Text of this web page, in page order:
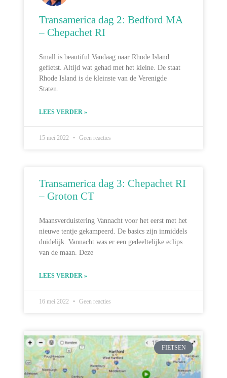
Transamerica dag 2: Bedford MA
– Chepachet RI
Small is beautiful Vandaag naar Rhode Island
gefietst. Altijd wat gehad met het kleine. De staat
Rhode Island is de kleinste van de Verenigde
Staten.
LEES VERDER »
15 mei 2022 Geen reacties
Transamerica dag 3: Chepachet RI
– Groton CT
Maansverduistering Vannacht voor het eerst met het
nieuwe tentje gekampeerd. De basics zijn inmiddels
duidelijk. Vannacht was er een gedeeltelijke eclips
van de maan. Deze
LEES VERDER »
16 mei 2022 Geen reacties
FIETSEN